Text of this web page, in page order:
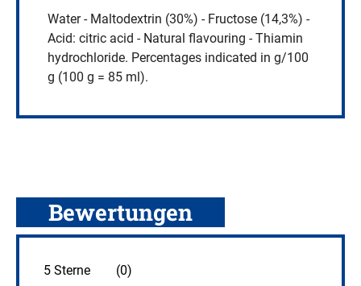
Water - Maltodextrin (30%) - Fructose (14,3%) -
Acid: citric acid - Natural flavouring - Thiamin
hydrochloride. Percentages indicated in g/100
g (100 g = 85 ml).
Bewertungen
5 Sterne
(0)